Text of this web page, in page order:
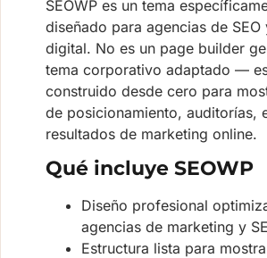
SEOWP es un tema
diseñado para agencias de SEO
digital. No es un page builder
tema corporativo adaptado —
construido desde cero para
de posicionamiento, auditorías,
resultados de marketing online.
Qué incluye SEOWP
Diseño profesional
agencias de marketing y
Estructura lista para